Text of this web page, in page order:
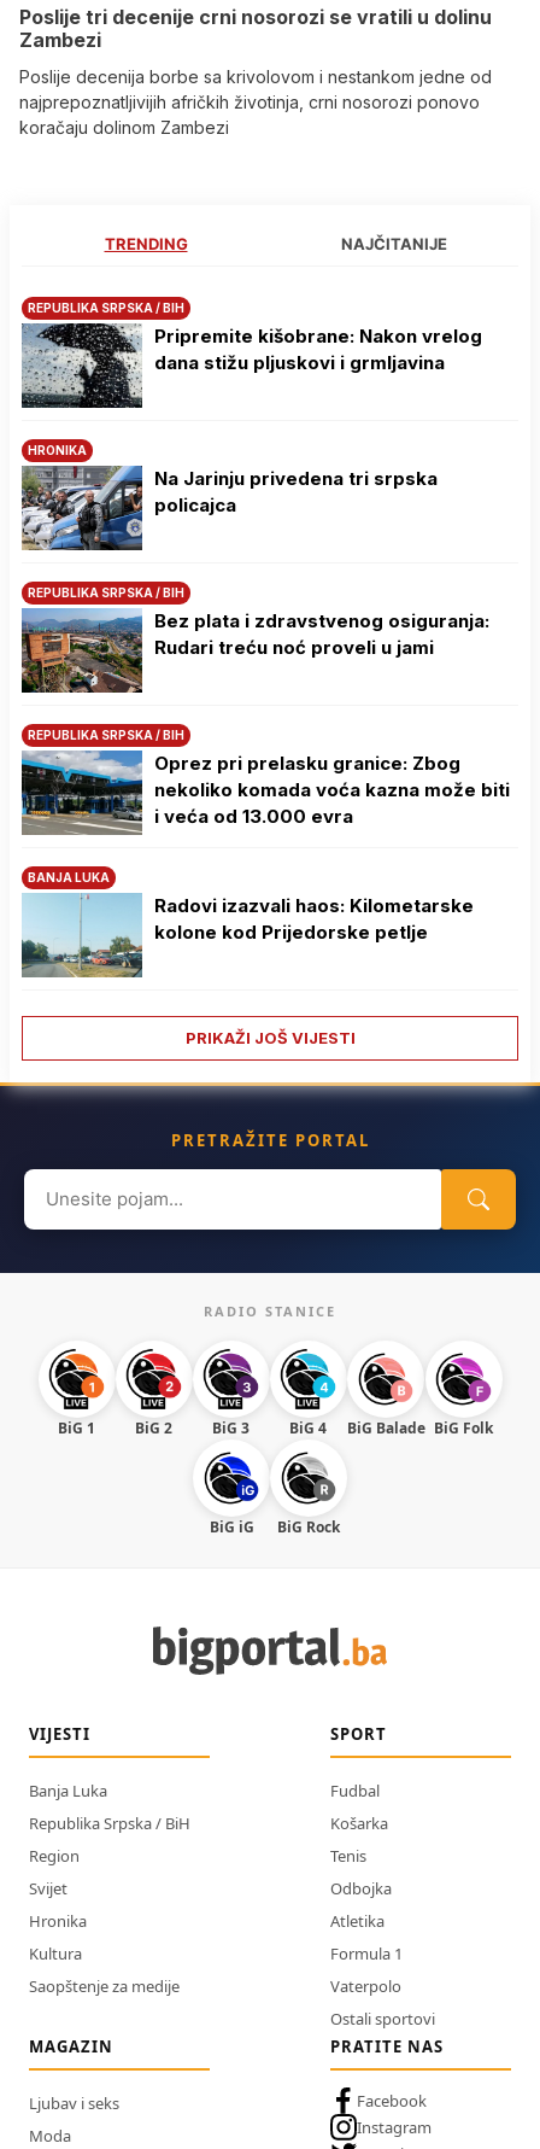
Poslije tri decenije crni nosorozi se vratili u dolinu
Zambezi
Poslije decenija borbe sa krivolovom i nestankom jedne od
najprepoznatljivijih afričkih životinja, crni nosorozi ponovo
koračaju dolinom Zambezi
TRENDING NAJČITANIJE
REPUBLIKA SRPSKA / BIH
Pripremite kišobrane: Nakon vrelog
dana stižu pljuskovi i grmljavina
HRONIKA
Na Јarinju privedena tri srpska
policajca
REPUBLIKA SRPSKA / BIH
Bez plata i zdravstvenog osiguranja:
Rudari treću noć proveli u jami
REPUBLIKA SRPSKA / BIH
Oprez pri prelasku granice: Zbog
nekoliko komada voća kazna može biti
i veća od 13.000 evra
BANJA LUKA
Radovi izazvali haos: Kilometarske
kolone kod Prijedorske petlje
PRIKAŽI JOŠ VIJESTI
PRETRAŽITE PORTAL
Search
for:
RADIO STANICE
BiG 1 BiG 2 BiG 3 BiG 4 BiG Balade BiG Folk
BiG iG BiG Rock
VIJESTI
Banja Luka
Republika Srpska / BiH
Region
Svijet
Hronika
Kultura
Saopštenje za medije
SPORT
Fudbal
Košarka
Tenis
Odbojka
Atletika
Formula 1
Vaterpolo
Ostali sportovi
MAGAZIN
Ljubav i seks
Moda
PRATITE NAS
Facebook
Instagram